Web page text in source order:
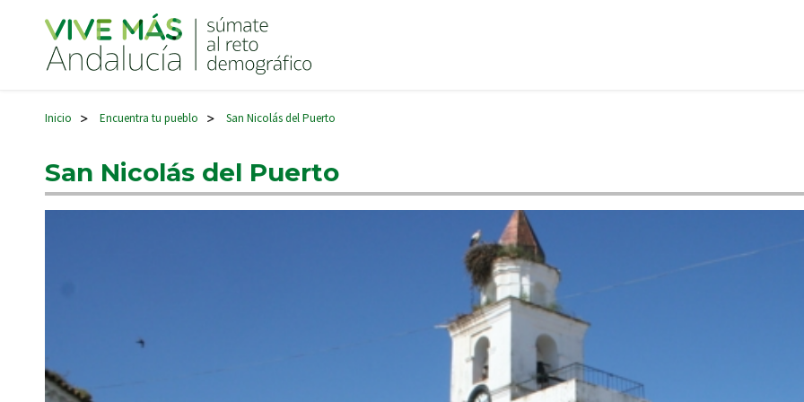
Navegación principal
Inicio > Encuentra tu pueblo > San Nicolás del Puerto
San Nicolás del Puerto